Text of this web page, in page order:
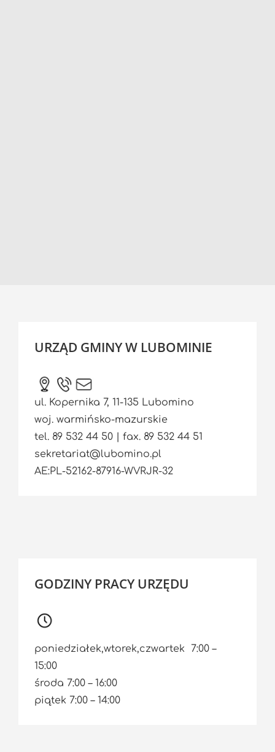
URZĄD GMINY W LUBOMINIE
ul. Kopernika 7, 11-135 Lubomino
woj. warmińsko-mazurskie
tel. 89 532 44 50 | fax. 89 532 44 51
sekretariat@lubomino.pl
AE:PL-52162-87916-WVRJR-32
GODZINY PRACY URZĘDU
poniedziałek,wtorek,czwartek 7:00 –
15:00
środa 7:00 – 16:00
piątek 7:00 – 14:00